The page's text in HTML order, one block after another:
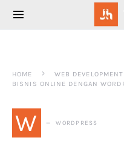
SEARCH FOR:
HOME WEB DEVELOPMENT
BISNIS ONLINE DENGAN
W WORDPRESS